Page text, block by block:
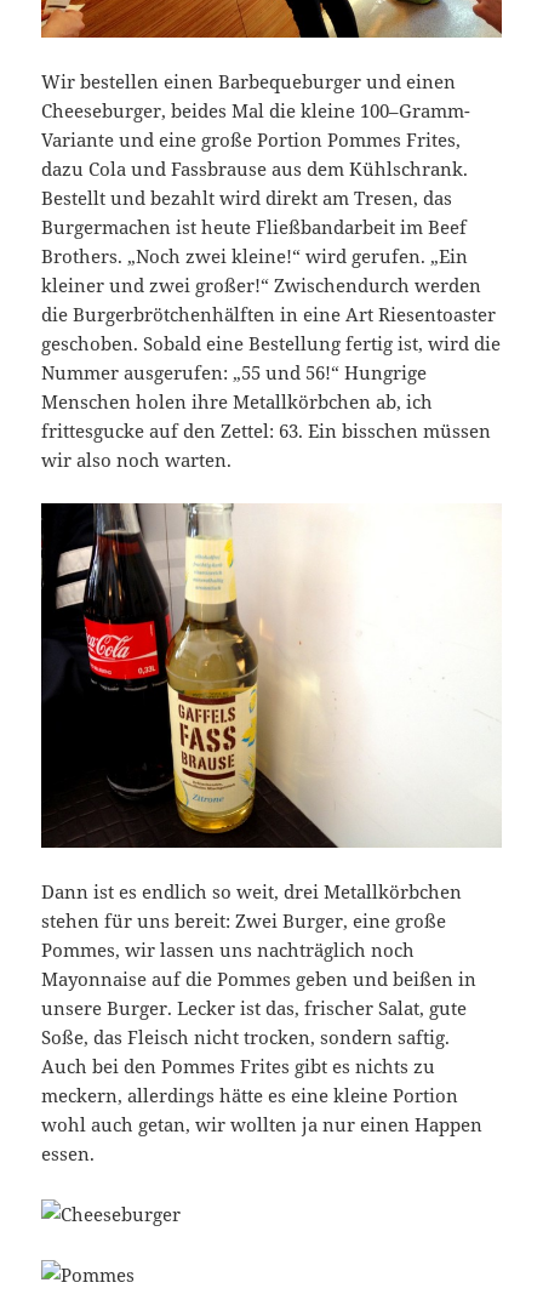
Wir bestellen einen Barbequeburger und einen
Cheeseburger, beides Mal die kleine 100–Gramm-
Variante und eine große Portion Pommes Frites,
dazu Cola und Fassbrause aus dem Kühlschrank.
Bestellt und bezahlt wird direkt am Tresen, das
Burgermachen ist heute Fließbandarbeit im Beef
Brothers. „Noch zwei kleine!“ wird gerufen. „Ein
kleiner und zwei großer!“ Zwischendurch werden
die Burgerbrötchenhälften in eine Art Riesentoaster
geschoben. Sobald eine Bestellung fertig ist, wird die
Nummer ausgerufen: „55 und 56!“ Hungrige
Menschen holen ihre Metallkörbchen ab, ich
frittesgucke auf den Zettel: 63. Ein bisschen müssen
wir also noch warten.
Dann ist es endlich so weit, drei Metallkörbchen
stehen für uns bereit: Zwei Burger, eine große
Pommes, wir lassen uns nachträglich noch
Mayonnaise auf die Pommes geben und beißen in
unsere Burger. Lecker ist das, frischer Salat, gute
Soße, das Fleisch nicht trocken, sondern saftig.
Auch bei den Pommes Frites gibt es nichts zu
meckern, allerdings hätte es eine kleine Portion
wohl auch getan, wir wollten ja nur einen Happen
essen.